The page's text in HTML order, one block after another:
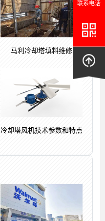
马利冷却塔填料维修
冷却塔风机技术参数和特点
联系电话